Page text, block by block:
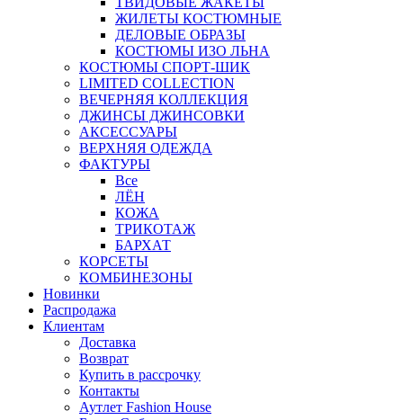
ЖИЛЕТЫ КОСТЮМНЫЕ
ДЕЛОВЫЕ ОБРАЗЫ
КОСТЮМЫ ИЗО ЛЬНА
КОСТЮМЫ СПОРТ-ШИК
LIMITED COLLECTION
ВЕЧЕРНЯЯ КОЛЛЕКЦИЯ
ДЖИНСЫ ДЖИНСОВКИ
АКСЕССУАРЫ
ВЕРХНЯЯ ОДЕЖДА
ФАКТУРЫ
Все
ЛЁН
КОЖА
ТРИКОТАЖ
БАРХАТ
КОРСЕТЫ
КОМБИНЕЗОНЫ
Новинки
Распродажа
Клиентам
Доставка
Возврат
Купить в рассрочку
Контакты
Аутлет Fashion House